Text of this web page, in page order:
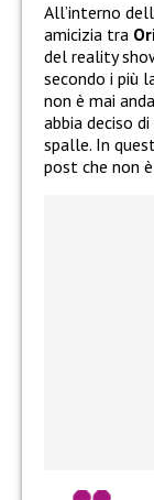
All’interno
amicizia tra
del reality
secondo i più
non è mai
abbia deciso
spalle. In
post che non